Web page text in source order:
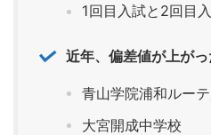
1回目入試と2回目
近年、偏差値が上が
青山学院浦和ルー
大宮開成中学校